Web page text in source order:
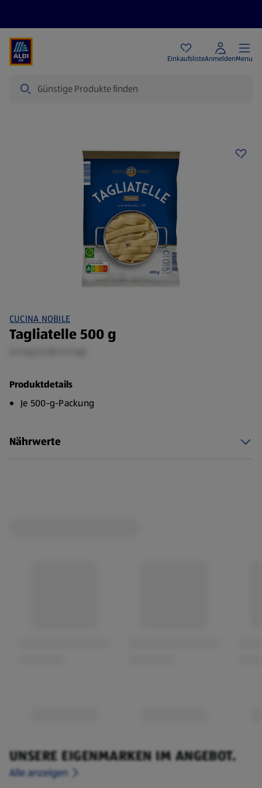
EinkaufslisteAnmeldenMenu
CUCINA NOBILE
Tagliatelle 500 g
Produktdetails
Je 500-g-Packung
Nährwerte
UNSERE EIGENMARKEN IM ANGEBOT.
Alle anzeigen